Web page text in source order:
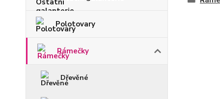
Polotovary
Rámečky
Dřevěné